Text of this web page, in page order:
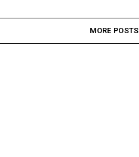
MORE POSTS